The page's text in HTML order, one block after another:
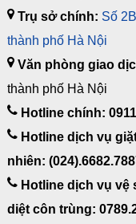
Trụ sở chính: Số
thành phố Hà Nội
Văn phòng giao
thành phố Hà Nội
Hotline chính:
Hotline dịch vụ
nhiên:
Hotline dịch vụ vệ
diệt côn trùng: